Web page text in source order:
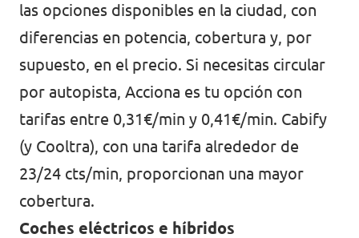
las opciones disponibles en la ciudad, con
diferencias en potencia, cobertura y, por
supuesto, en el precio. Si necesitas circular
por autopista, Acciona es tu opción con
tarifas entre 0,31€/min y 0,41€/min. Cabify
(y Cooltra), con una tarifa alrededor de
23/24 cts/min, proporcionan una mayor
cobertura.
Coches eléctricos e híbridos